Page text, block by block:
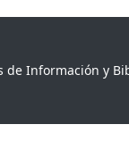
de Información y